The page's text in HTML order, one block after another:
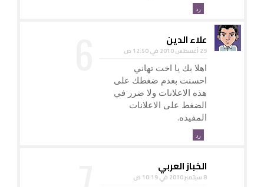
رد
علاء الدين
29 أغسطس 2010 في 12:50 ص
اهلا بك يا اخت تهاني
احسنت بعدم ضغطك على
هذه الاعلانات ولا ضرر في
الضغط على الاعلانات
المفيده.
رد
الخباز العربي
8 سبتمبر 2010 في 10:19 ص